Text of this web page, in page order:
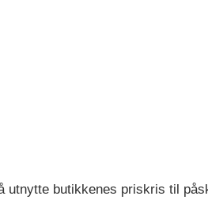
utnytte butikkenes priskris til